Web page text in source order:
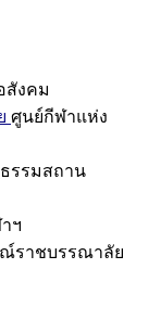
สังคม
ศูนย์กีฬาแห่ง
ธรรมสถาน
ฯ
ราชบรรณาลัย